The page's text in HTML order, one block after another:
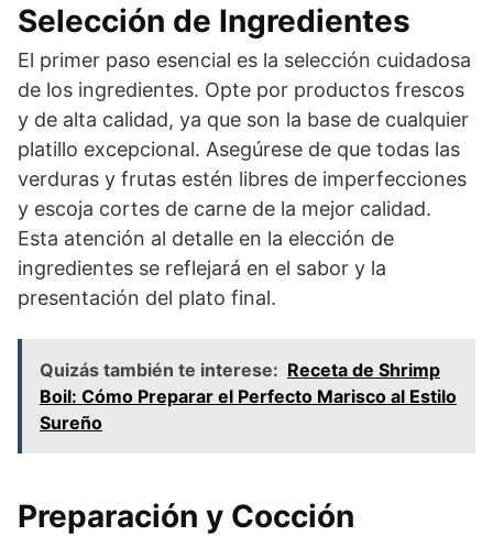
Selección de Ingredientes
El primer paso esencial es la selección cuidadosa
de los ingredientes. Opte por productos frescos
y de alta calidad, ya que son la base de cualquier
platillo excepcional. Asegúrese de que todas las
verduras y frutas estén libres de imperfecciones
y escoja cortes de carne de la mejor calidad.
Esta atención al detalle en la elección de
ingredientes se reflejará en el sabor y la
presentación del plato final.
Quizás también te interese: Receta de Shrimp
Boil: Cómo Preparar el Perfecto Marisco al Estilo
Sureño
Preparación y Cocción